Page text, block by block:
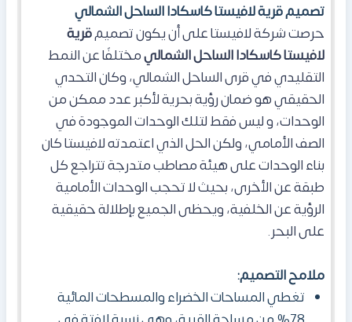
تصميم قرية لافيستا كاسكادا الساحل الشمالي
حرصت شركة لافيستا على أن يكون تصميمقرية
لافيستا كاسكادا الساحل الشماليمختلفًا عن النمط
التقليدي في قرى الساحل الشمالي، وكانالتحدي
الحقيقي هو ضمان رؤية بحرية لأكبر عدد ممكن من
الوحدات، و ليس فقط لتلك الوحدات الموجودة في
الصف الأمامي، ولكن الحل الذي اعتمدته لافيستا كان
بناء الوحدات على هيئة مصاطب متدرجة تتراجع كل
طبقة عن الأخرى، بحيث لا تحجب الوحدات الأمامية
الرؤية عن الخلفية، ويحظى الجميع بإطلالة حقيقية
على البحر.
ملامح التصميم:
تغطي المساحات الخضراء والمسطحات المائية